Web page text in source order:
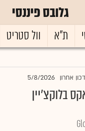
גלובס פיננסי
ת"א וול סטריט
אחרון 5/8/2026
בלוקצ'יין